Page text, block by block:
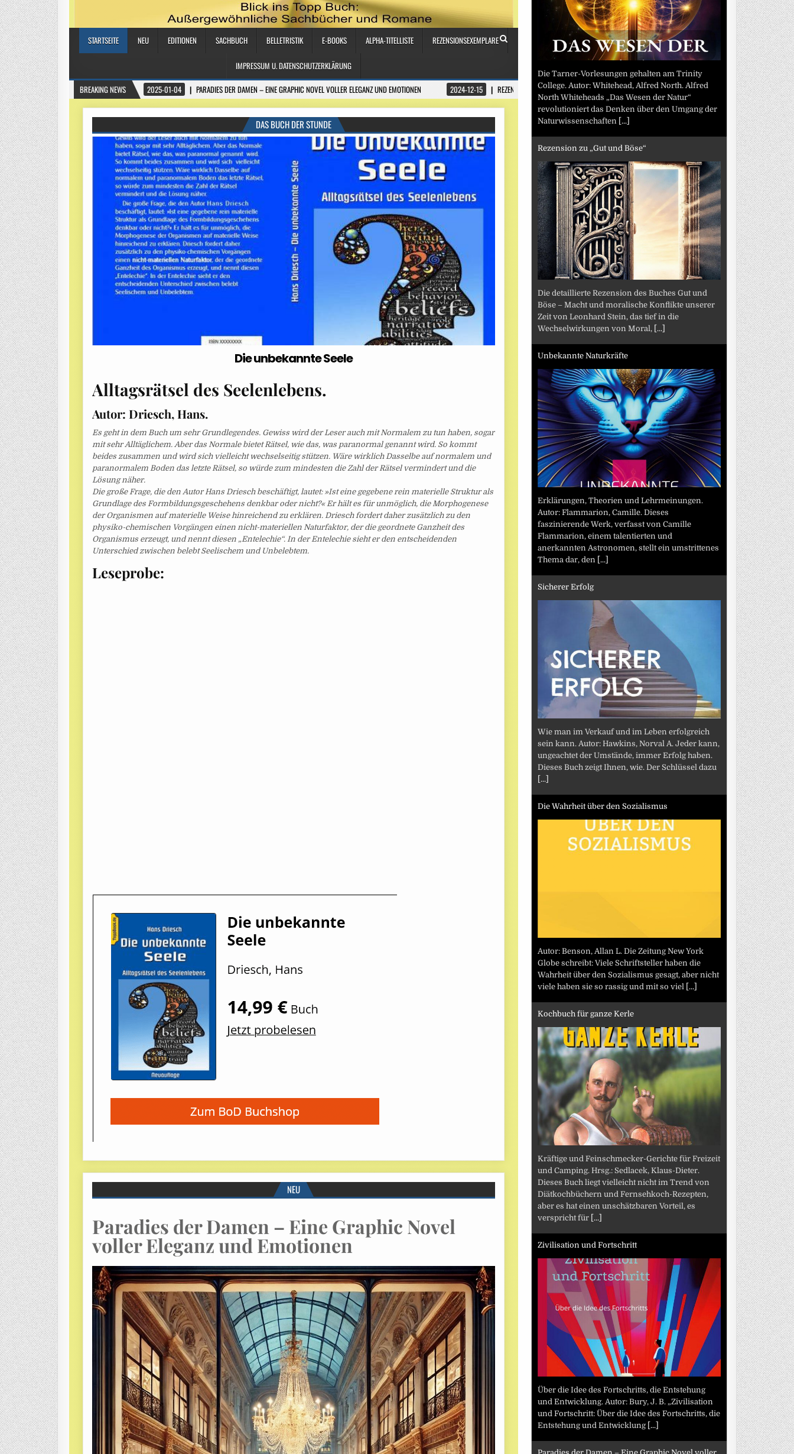
Die Tarner-Vorlesungen gehalten am Trinity
College. Autor: Whitehead, Alfred North. Alfred
North Whiteheads „Das Wesen der Natur“
revolutioniert das Denken über den Umgang der
Naturwissenschaften [...]
Rezension zu „Gut und Böse“
Die detaillierte Rezension des Buches Gut und
Böse – Macht und moralische Konflikte unserer
Zeit von Leonhard Stein, das tief in die
Wechselwirkungen von Moral, [...]
Unbekannte Naturkräfte
Erklärungen, Theorien und Lehrmeinungen.
Autor: Flammarion, Camille. Dieses
faszinierende Werk, verfasst von Camille
Flammarion, einem talentierten und
anerkannten Astronomen, stellt ein umstrittenes
Thema dar, den [...]
Sicherer Erfolg
Wie man im Verkauf und im Leben erfolgreich
sein kann. Autor: Hawkins, Norval A. Jeder kann,
ungeachtet der Umstände, immer Erfolg haben.
Dieses Buch zeigt Ihnen, wie. Der Schlüssel dazu
[...]
Die Wahrheit über den Sozialismus
Autor: Benson, Allan L. Die Zeitung New York
Globe schreibt: Viele Schriftsteller haben die
Wahrheit über den Sozialismus gesagt, aber nicht
viele haben sie so rassig und mit so viel [...]
Kochbuch für ganze Kerle
Kräftige und Feinschmecker-Gerichte für Freizeit
und Camping. Hrsg.: Sedlacek, Klaus-Dieter.
Dieses Buch liegt vielleicht nicht im Trend von
Diätkochbüchern und Fernsehkoch-Rezepten,
aber es hat einen unschätzbaren Vorteil, es
verspricht für [...]
Zivilisation und Fortschritt
Über die Idee des Fortschritts, die Entstehung
und Entwicklung. Autor: Bury, J. B. „Zivilisation
und Fortschritt: Über die Idee des Fortschritts, die
Entstehung und Entwicklung [...]